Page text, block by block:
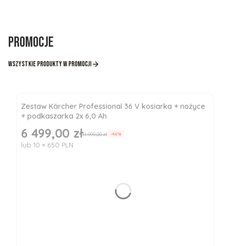
Promocje
Wszystkie produkty w promocji
Zestaw Kärcher Professional 36 V kosiarka + nożyce
+ podkaszarka 2x 6,0 Ah
Cena promocyjna
6 499,00 zł11 999,00 zł -46%
lub 10 × 650 PLN